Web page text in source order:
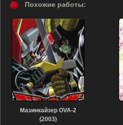
Похожие работы:
Мазинкайзер OVA-2
(2003)